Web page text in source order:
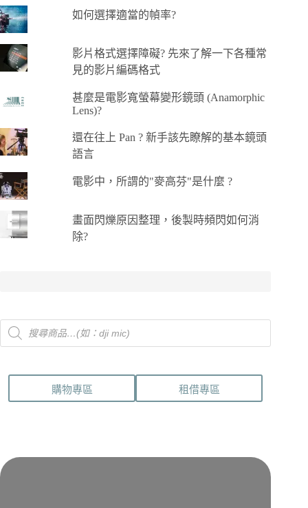
如何選擇適當的幀率?
影片格式選擇障礙? 先來了解一下各種常
見的影片編碼格式
甚麼是電影寬螢幕變形鏡頭 (Anamorphic
Lens)?
還在往上 Pan ? 新手該先瞭解的基本鏡頭
語言
電影中，所謂的"麥高芬"是什麼 ?
畫面閃爍原因整理，後製時頻閃如何消
除?
Products
search
購物專區 租借專區